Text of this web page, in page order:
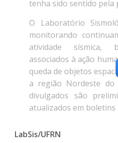
tenha sido sentido pela
O Laboratório
monitorando
atividade sísmica,
associados à ação
queda de objetos
a região Nordeste do
divulgados são
atualizados em
LabSis/UFRN